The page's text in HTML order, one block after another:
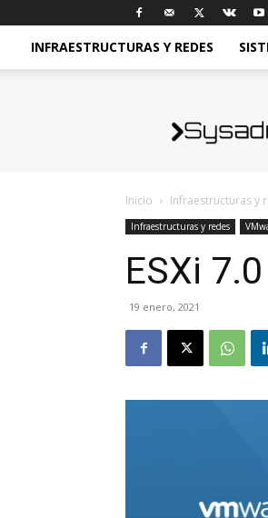
INFRAESTRUCTURAS Y REDES
Inicio Infraestructuras y
Infraestructuras y redes
ESXi
19 enero, 2021